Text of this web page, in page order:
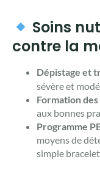
Soins
contre la
Dépistage et
sévère et
Formation
aux bonnes
Programme
moyens de
simple